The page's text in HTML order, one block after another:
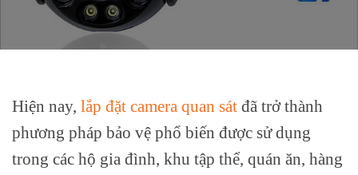
Hiện nay, lắp đặt camera quan sát đã trở thành
phương pháp bảo vệ phổ biến được sử dụng
trong các hộ gia đình, khu tập thể, quán ăn, hàng